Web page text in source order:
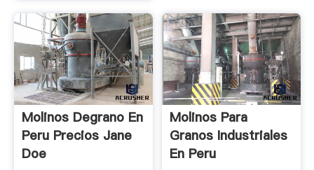
Molinos Degrano En
Peru Precios Jane
Doe
Molinos Para
Granos Industriales
En Peru